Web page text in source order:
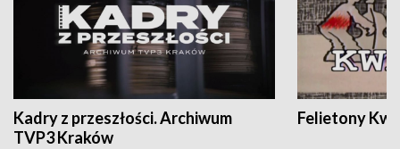
Kadry z przeszłości. Archiwum
TVP3 Kraków
Felietony